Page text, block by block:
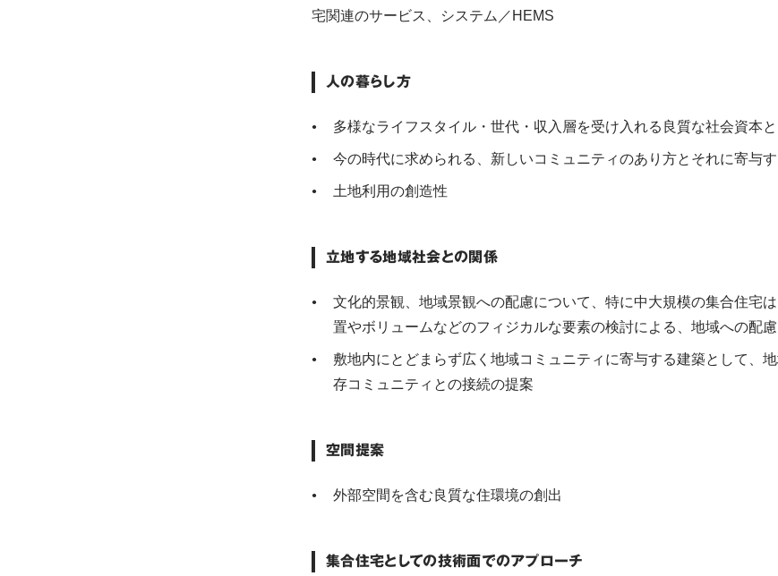
宅関連のサービス、システム／HEMS
人の暮らし方
多様なライフスタイル・世代・収入層を受け入れる良質な社会資本
今の時代に求められる、新しいコミュニティのあり方とそれに寄与
土地利用の創造性
立地する地域社会との関係
文化的景観、地域景観への配慮について、特に中大規模の集合住宅
置やボリュームなどのフィジカルな要素の検討による、地域への配慮
敷地内にとどまらず広く地域コミュニティに寄与する建築として、
存コミュニティとの接続の提案
空間提案
外部空間を含む良質な住環境の創出
集合住宅としての技術面でのアプローチ